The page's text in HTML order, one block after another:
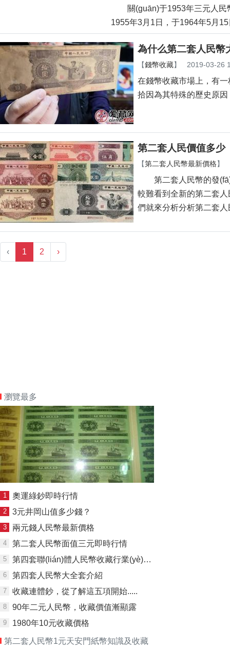
關(guān)于1953年三元人民幣
1955年3月1日，于1964年5月15日
為什么第二套人民幣
【錢幣收藏】 2019-03-26
在錢幣收藏市場上，有
拾因為其特殊的歷史原因
第二套人民價值多少
【第二套人民幣最新價格】
第二套人民幣的發(fā)行
較難看到全新的第二套人
們就來分析分析第二套人
‹ 1 2 ›
瀏覽最多
1 奧運綠鈔即時行情
2 3元井岡山值多少錢？
3 兩元錢人民幣最新價格
4 第二套人民幣面值三元即時行情
5 第四套聯(lián)體人民幣收藏行業(yè)里的熱門
6 第四套人民幣大全套介紹
7 收藏連體鈔，從了解這五項開始.....
8 90年二元人民幣，收藏價值漸顯露
9 1980年10元收藏價格
第二套人民幣1元天安門紙幣知識及收藏